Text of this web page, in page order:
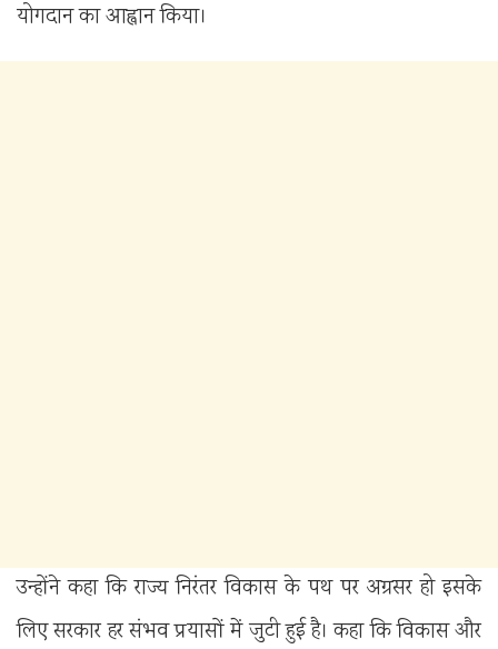
योगदान का आह्वान किया।
उन्होंने कहा कि राज्य निरंतर विकास के पथ पर अग्रसर हो इसके
लिए सरकार हर संभव प्रयासों में जुटी हुई है। कहा कि विकास और